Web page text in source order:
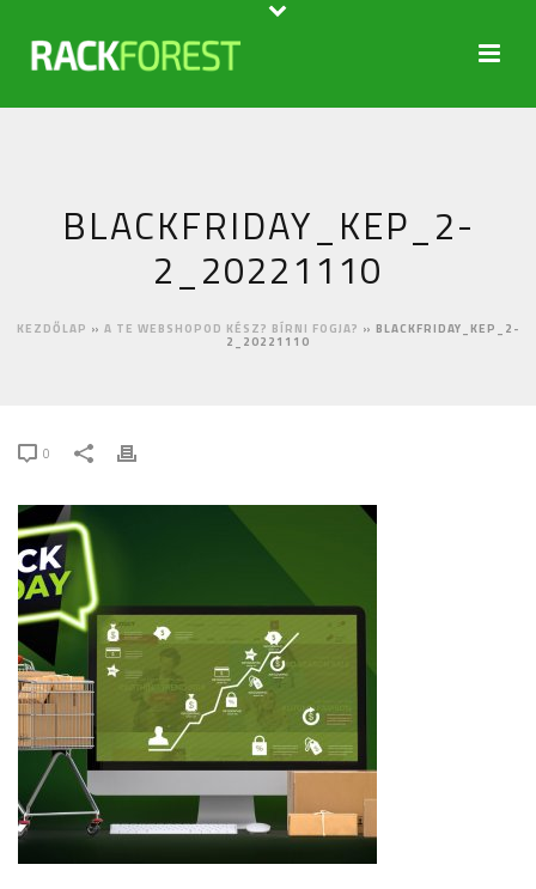
BLACKFRIDAY_KEP_2-
2_20221110
KEZDŐLAP » A TE WEBSHOPOD KÉSZ? BÍRNI FOGJA? » BLACKFRIDAY_KEP_2-
2_20221110
0